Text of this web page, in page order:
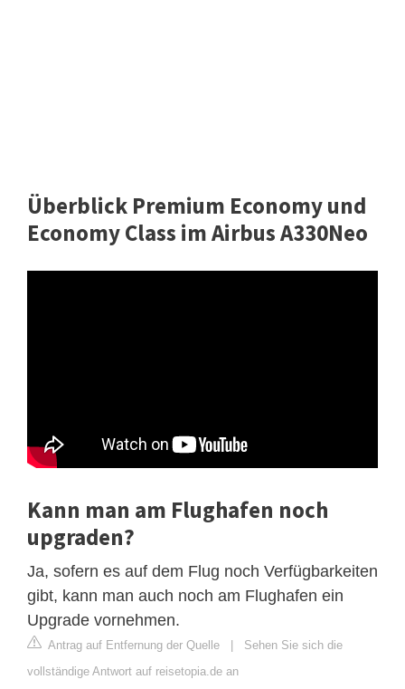
Überblick Premium Economy und
Economy Class im Airbus A330Neo
Kann man am Flughafen noch
upgraden?
Ja, sofern es auf dem Flug noch Verfügbarkeiten
gibt, kann man auch noch am Flughafen ein
Upgrade vornehmen.
Antrag auf Entfernung der Quelle | Sehen Sie sich die
vollständige Antwort auf reisetopia.de an